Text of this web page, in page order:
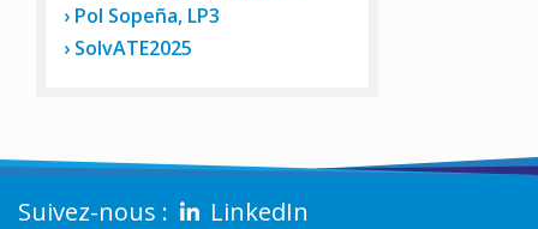
Pol Sopeña, LP3
SolvATE2025
LinkedIn